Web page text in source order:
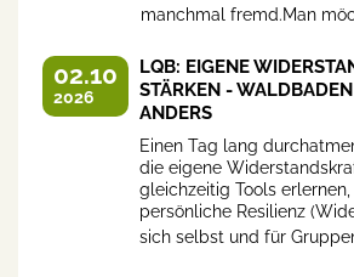
manchmal fremd.Man
02.10
2026
LQB: EIGENE
STÄRKEN -
ANDERS
Einen Tag lang
die eigene
gleichzeitig Tools
persönliche Resilienz
sich selbst und für